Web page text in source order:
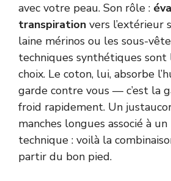
avec votre peau. Son rôle :
transpiration vers l’extérieur
laine mérinos ou les sous-
techniques synthétiques
choix. Le coton, lui, absorbe
garde contre vous — c’est la
froid rapidement. Un
manches longues associé à
technique : voilà la
partir du bon pied.